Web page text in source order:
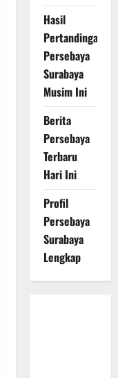
Hasil
Pertandingan
Persebaya
Surabaya
Musim Ini
Berita
Persebaya
Terbaru
Hari Ini
Profil
Persebaya
Surabaya
Lengkap